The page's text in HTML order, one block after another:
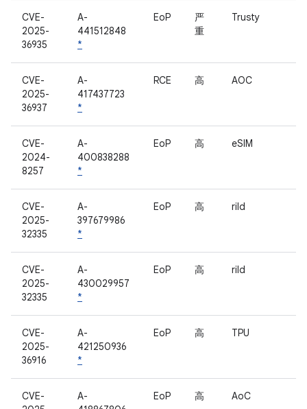
CVE-
2025-
36935
A-
441512848
*
EoP
严
重
Trusty
CVE-
2025-
36937
A-
417437723
*
RCE 高 AOC
CVE-
2024-
8257
A-
400838288
*
EoP 高 eSIM
CVE-
2025-
32335
A-
397679986
*
EoP 高 rild
CVE-
2025-
32335
A-
430029957
*
EoP 高 rild
CVE-
2025-
36916
A-
421250936
*
EoP 高 TPU
CVE-
A-
EoP 高 AoC